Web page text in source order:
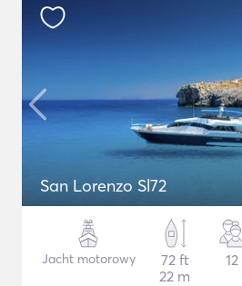
San Lorenzo Sl72
Jacht motorowy
72 ft
22 m
12